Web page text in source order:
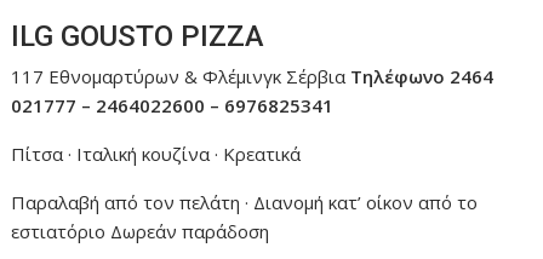
ILG GOUSTO PIZZA
117 Εθνομαρτύρων & Φλέμινγκ Σέρβια Τηλέφωνο 2464
021777 – 2464022600 – 6976825341
Πίτσα · Ιταλική κουζίνα · Κρεατικά
Παραλαβή από τον πελάτη · Διανομή κατ’ οίκον από το
εστιατόριο Δωρεάν παράδοση